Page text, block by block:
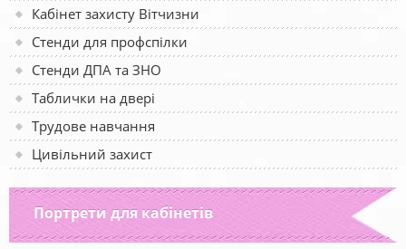
Кабінет захисту Вітчизни
Стенди для профспілки
Стенди ДПА та ЗНО
Таблички на двері
Трудове навчання
Цивільний захист
Портрети для кабінетів